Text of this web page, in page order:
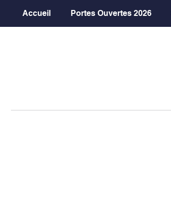
Accueil Portes Ouvertes 2026